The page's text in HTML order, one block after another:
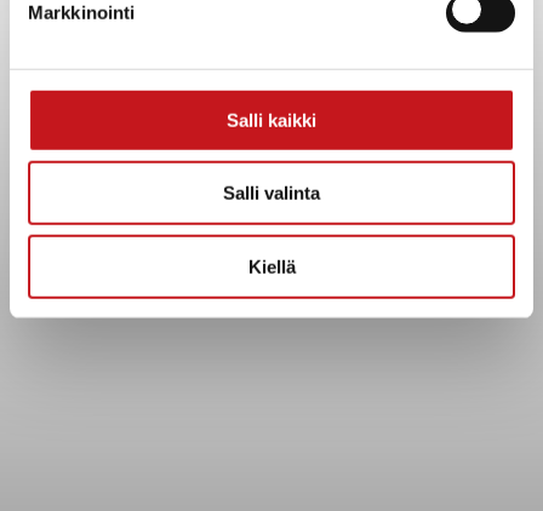
Markkinointi
Salli kaikki
Salli valinta
Kiellä
Kuntainfo
Asiakirjajulkisuuskuvaus
Evästeet
Tietosuoja
Tietopyyntö